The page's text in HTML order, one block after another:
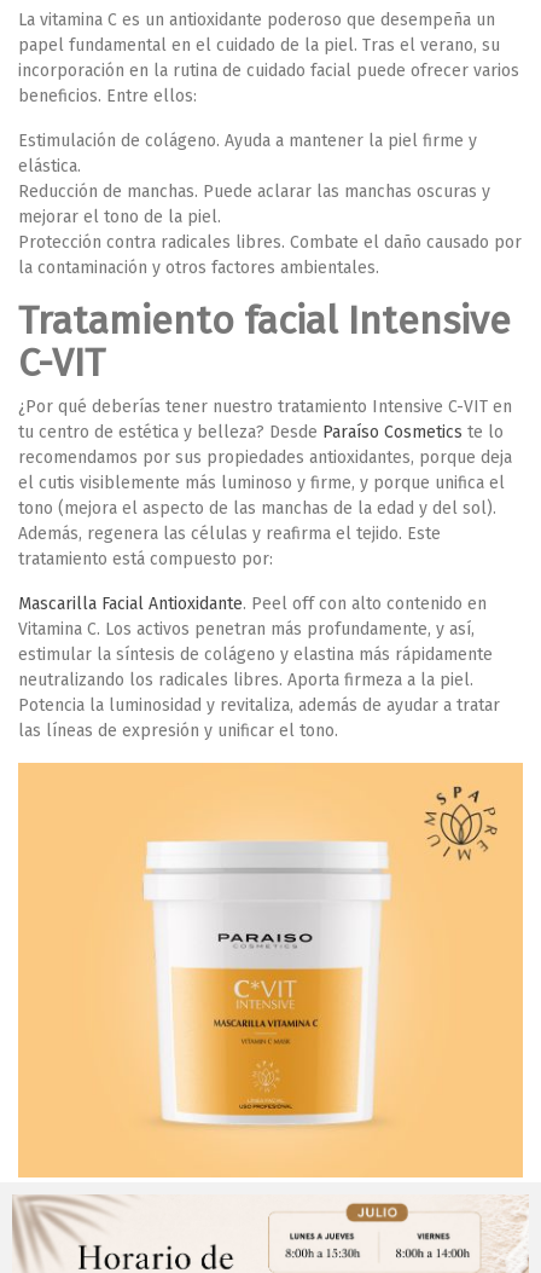
La vitamina C es un antioxidante poderoso que desempeña un
papel fundamental en el cuidado de la piel. Tras el verano, su
incorporación en la rutina de cuidado facial puede ofrecer varios
beneficios. Entre ellos:
Estimulación de colágeno. Ayuda a mantener la piel firme y
elástica.
Reducción de manchas. Puede aclarar las manchas oscuras y
mejorar el tono de la piel.
Protección contra radicales libres. Combate el daño causado por
la contaminación y otros factores ambientales.
Tratamiento facial Intensive
C-VIT
¿Por qué deberías tener nuestro tratamiento Intensive C-VIT en
tu centro de estética y belleza? Desde Paraíso Cosmetics te lo
recomendamos por sus propiedades antioxidantes, porque deja
el cutis visiblemente más luminoso y firme, y porque unifica el
tono (mejora el aspecto de las manchas de la edad y del sol).
Además, regenera las células y reafirma el tejido. Este
tratamiento está compuesto por:
Mascarilla Facial Antioxidante. Peel off con alto contenido en
Vitamina C. Los activos penetran más profundamente, y así,
estimular la síntesis de colágeno y elastina más rápidamente
neutralizando los radicales libres. Aporta firmeza a la piel.
Potencia la luminosidad y revitaliza, además de ayudar a tratar
las líneas de expresión y unificar el tono.
Ampollas concentrado vitamina C.Combate el foto-
envejecimiento cutáneo. Contiene una alta concentración de
vitamina C que estimula la síntesis de colágeno y reduce la